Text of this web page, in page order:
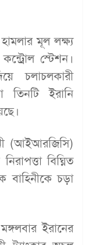
মূল লক্ষ্য
স্টেশন।
চলাচলকারী
তিনটি ইরানি
(আইআরজিসি)
বিঘ্নিত
বাহিনীকে চড়া
ইরানের